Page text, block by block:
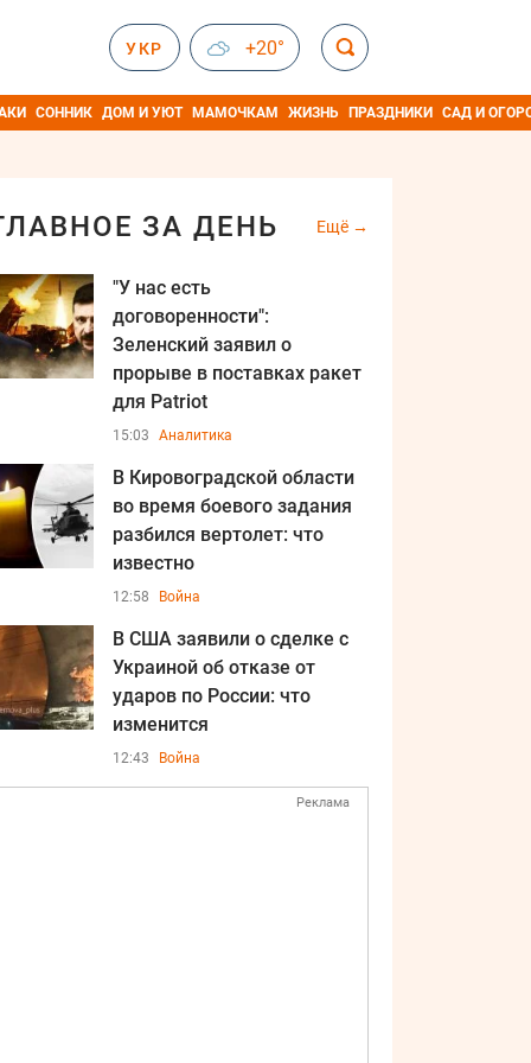
УКР +20°
СОННИК ДОМ И УЮТ МАМОЧКАМ ЖИЗНЬ ПРАЗДНИКИ САД И
ЗА ДЕНЬ Ещё
"У нас есть
договоренности":
Зеленский заявил о
прорыве в поставках ракет
для Patriot
15:03 Аналитика
В Кировоградской области
во время боевого задания
разбился вертолет: что
известно
12:58 Война
В США заявили о сделке с
Украиной об отказе от
ударов по России: что
изменится
12:43 Война
Реклама